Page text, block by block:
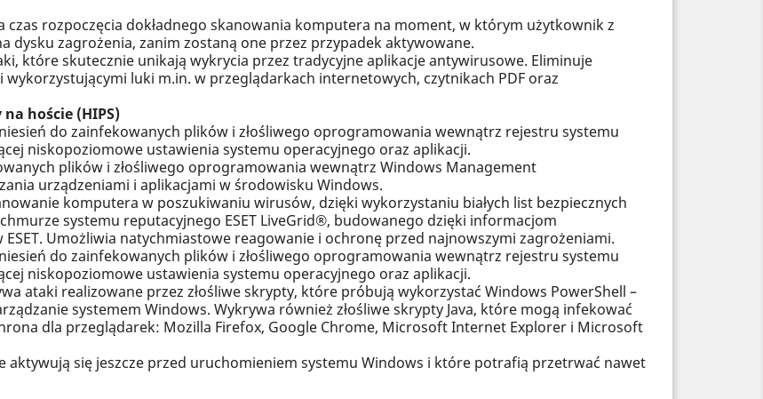
czas rozpoczęcia dokładnego skanowania komputera na moment, w którym użytkownik z
dysku zagrożenia, zanim zostaną one przez przypadek aktywowane.
które skutecznie unikają wykrycia przez tradycyjne aplikacje antywirusowe. Eliminuje
luki m.in. w przeglądarkach internetowych, czytnikach PDF oraz
hoście (HIPS)
do zainfekowanych plików i złośliwego oprogramowania wewnątrz rejestru systemu
niskopoziomowe ustawienia systemu operacyjnego oraz aplikacji.
plików i złośliwego oprogramowania wewnątrz Windows Management
urządzeniami i aplikacjami w środowisku Windows.
komputera w poszukiwaniu wirusów, dzięki wykorzystaniu białych list bezpiecznych
systemu reputacyjnego ESET LiveGrid®, budowanego dzięki informacjom
Umożliwia natychmiastowe reagowanie i ochronę przed najnowszymi zagrożeniami.
do zainfekowanych plików i złośliwego oprogramowania wewnątrz rejestru systemu
niskopoziomowe ustawienia systemu operacyjnego oraz aplikacji.
ataki realizowane przez złośliwe skrypty, które próbują wykorzystać Windows PowerShell –
systemem Windows. Wykrywa również złośliwe skrypty Java, które mogą infekować
dla przeglądarek: Mozilla Firefox, Google Chrome, Microsoft Internet Explorer i Microsoft
aktywują się jeszcze przed uruchomieniem systemu Windows i które potrafią przetrwać nawet